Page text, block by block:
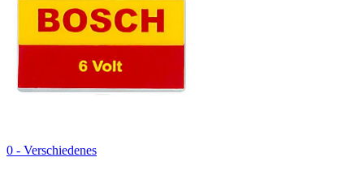
0 - Verschiedenes